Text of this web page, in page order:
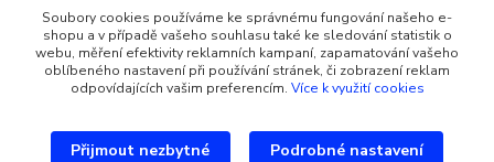
Kontakty
Simona Kozová
+420 602 181 001
info@vysivanyobchudek.cz
Soubory cookies používáme ke správnému fungování našeho e-
shopu a v případě vašeho souhlasu také ke sledování statistik o
webu, měření efektivity reklamních kampaní, zapamatování vašeho
oblíbeného nastavení při používání stránek, či zobrazení reklam
odpovídajících vašim preferencím. Více k využití cookies
Přijmout nezbytné Podrobné nastavení